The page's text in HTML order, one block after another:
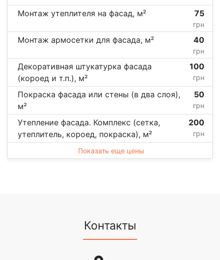
Монтаж утеплителя на фасад, м² 75
грн
Монтаж армосетки для фасада, м² 40
грн
Декоративная штукатурка фасада
(короед и т.п.), м²
100
грн
Покраска фасада или стены (в два слоя),
м²
50
грн
Утепление фасада. Комплекс (сетка,
утеплитель, короед, покраска), м²
200
грн
Показать еще цены
Контакты